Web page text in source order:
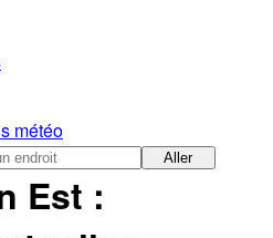
météo
Aller
Est :